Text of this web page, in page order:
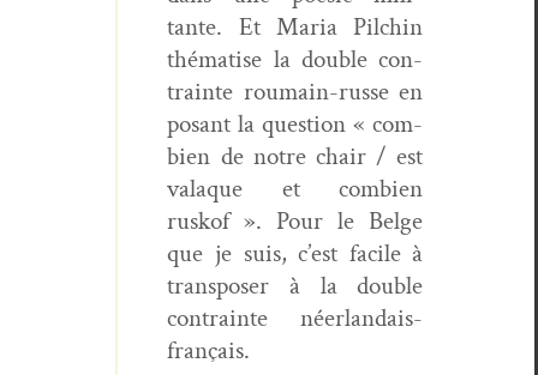
tante. Et Maria Pilchin
thé­ma­tise la dou­ble con­
trainte roumain-russe en
posant la ques­tion « com­
bi­en de notre chair / est
valaque et com­bi­en
ruskof ». Pour le Belge
que je suis, c’est facile à
trans­pos­er à la dou­ble
con­trainte néerlandais-
français.